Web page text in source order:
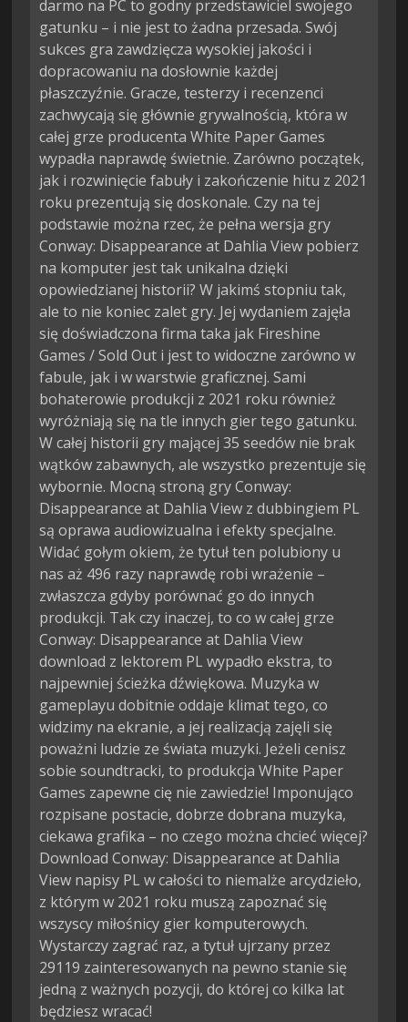
darmo na PC to godny przedstawiciel swojego
gatunku – i nie jest to żadna przesada. Swój
sukces gra zawdzięcza wysokiej jakości i
dopracowaniu na dosłownie każdej
płaszczyźnie. Gracze, testerzy i recenzenci
zachwycają się głównie grywalnością, która w
całej grze producenta White Paper Games
wypadła naprawdę świetnie. Zarówno początek,
jak i rozwinięcie fabuły i zakończenie hitu z 2021
roku prezentują się doskonale. Czy na tej
podstawie można rzec, że pełna wersja gry
Conway: Disappearance at Dahlia View pobierz
na komputer jest tak unikalna dzięki
opowiedzianej historii? W jakimś stopniu tak,
ale to nie koniec zalet gry. Jej wydaniem zajęła
się doświadczona firma taka jak Fireshine
Games / Sold Out i jest to widoczne zarówno w
fabule, jak i w warstwie graficznej. Sami
bohaterowie produkcji z 2021 roku również
wyróżniają się na tle innych gier tego gatunku.
W całej historii gry mającej 35 seedów nie brak
wątków zabawnych, ale wszystko prezentuje się
wybornie. Mocną stroną gry Conway:
Disappearance at Dahlia View z dubbingiem PL
są oprawa audiowizualna i efekty specjalne.
Widać gołym okiem, że tytuł ten polubiony u
nas aż 496 razy naprawdę robi wrażenie –
zwłaszcza gdyby porównać go do innych
produkcji. Tak czy inaczej, to co w całej grze
Conway: Disappearance at Dahlia View
download z lektorem PL wypadło ekstra, to
najpewniej ścieżka dźwiękowa. Muzyka w
gameplayu dobitnie oddaje klimat tego, co
widzimy na ekranie, a jej realizacją zajęli się
poważni ludzie ze świata muzyki. Jeżeli cenisz
sobie soundtracki, to produkcja White Paper
Games zapewne cię nie zawiedzie! Imponująco
rozpisane postacie, dobrze dobrana muzyka,
ciekawa grafika – no czego można chcieć więcej?
Download Conway: Disappearance at Dahlia
View napisy PL w całości to niemalże arcydzieło,
z którym w 2021 roku muszą zapoznać się
wszyscy miłośnicy gier komputerowych.
Wystarczy zagrać raz, a tytuł ujrzany przez
29119 zainteresowanych na pewno stanie się
jedną z ważnych pozycji, do której co kilka lat
będziesz wracać!